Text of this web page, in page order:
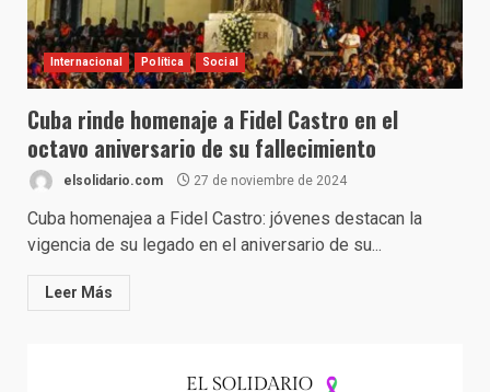
Internacional Política Social
Cuba rinde homenaje a Fidel Castro en el
octavo aniversario de su fallecimiento
elsolidario.com 27 de noviembre de 2024
Cuba homenajea a Fidel Castro: jóvenes destacan la
vigencia de su legado en el aniversario de su...
Leer Más